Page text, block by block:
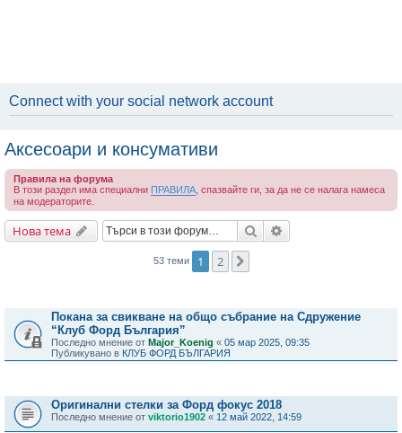
Connect with your social network account
Аксесоари и консумативи
Правила на форума
В този раздел има специални ПРАВИЛА , спазвайте ги, за да не се налага намеса
на модераторите.
Нова тема Търсене
53 теми 1 2
Покана за свикване на общо събрание на Сдружение
“Клуб Форд България”
Последно мнение от Major_Koenig « 05 мар 2025, 09:35
Публикувано в КЛУБ ФОРД БЪЛГАРИЯ
Оригинални стелки за Форд фокус 2018
Последно мнение от viktorio1902 « 12 май 2022, 14:59